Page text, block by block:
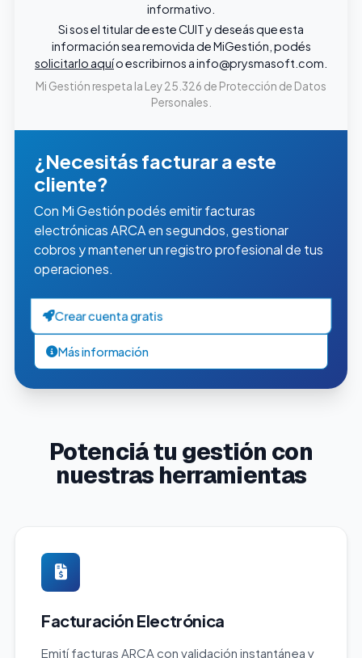
informativo.
Si sos el titular de este CUIT y deseás que esta
información sea removida de MiGestión, podés
solicitarlo aquío escribirnos ainfo@prysmasoft.com
Mi Gestión respeta la Ley 25.326 de Protección de Datos
Personales.
¿Necesitás facturar a este
cliente?
Con Mi Gestión podés emitir facturas
electrónicas ARCA en segundos, gestionar
cobros y mantener un registro profesional de tus
operaciones.
Crear cuenta gratis
Más información
Potenciá tu gestión con
nuestras herramientas
Facturación Electrónica
Emití facturas ARCA con validación instantánea y